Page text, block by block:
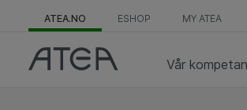
ATEA.NO ESHOP MY ATEA
Vår